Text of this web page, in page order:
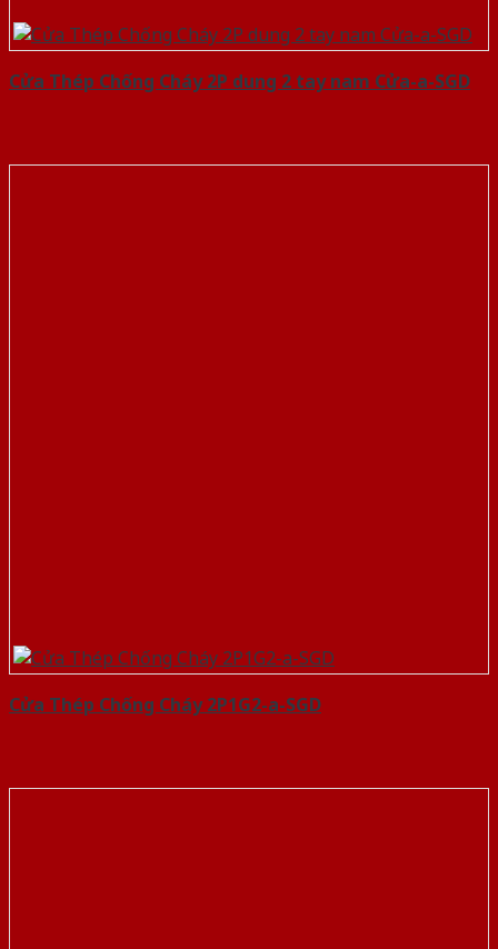
Cửa Thép Chống Cháy 2P dung 2 tay nam Cửa-a-SGD
Cửa Thép Chống Cháy 2P1G2-a-SGD